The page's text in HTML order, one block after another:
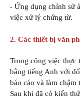
- Ứng dụng chỉnh sử
việc xử lý chứng từ.
2. Các thiết bị văn
Trong công việc thực
bằng tiếng Anh với
báo cáo và làm
Sau khi đã có kiến